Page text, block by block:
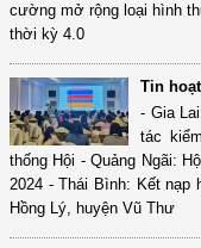
cường mở rộng loại hình
thời kỳ 4.0
Tin
- Gia
tác
thống Hội - Quảng Ngãi:
2024 - Thái Bình: Kết nạp
Hồng Lý, huyện Vũ Thư